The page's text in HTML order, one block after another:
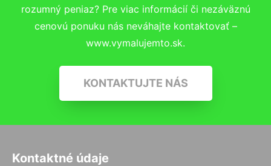
rozumný peniaz? Pre viac informácií či nezáväznú
cenovú ponuku nás neváhajte kontaktovať –
www.vymalujemto.sk.
KONTAKTUJTE NÁS
Kontaktné údaje